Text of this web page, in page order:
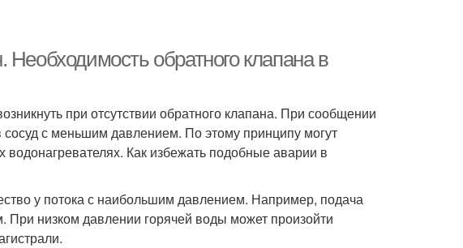
Необходимость обратного клапана в
при отсутствии обратного клапана. При сообщении
с меньшим давлением. По этому принципу могут
Как избежать подобные аварии в
у потока с наибольшим давлением. Например, подача
низком давлении горячей воды может произойти